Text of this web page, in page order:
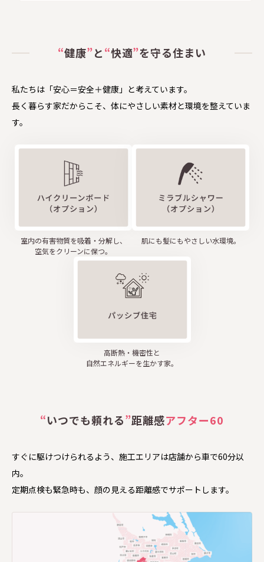
“健康”と“快適”を守る住まい
私たちは「安心＝安全＋健康」と考えています。
長く暮らす家だからこそ、体にやさしい素材と環境を整えていま
す。
室内の有害物質を吸着・分解し、
空気をクリーンに保つ。
肌にも髪にもやさしい水環境。
高断熱・機密性と
自然エネルギーを生かす家。
“いつでも頼れる”距離感アフター60
すぐに駆けつけられるよう、施工エリアは店舗から車で60分以
内。
定期点検も緊急時も、顔の見える距離感でサポートします。